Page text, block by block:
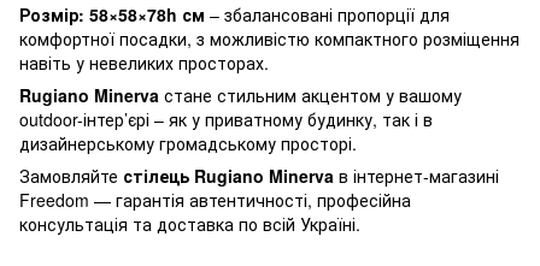
Розмір: 58×58×78h см – збалансовані пропорції для
комфортної посадки, з можливістю компактного розміщення
навіть у невеликих просторах.
Rugiano Minerva стане стильним акцентом у вашому
outdoor-інтер’єрі – як у приватному будинку, так і в
дизайнерському громадському просторі.
Замовляйте стілець Rugiano Minerva в інтернет-магазині
Freedom — гарантія автентичності, професійна
консультація та доставка по всій Україні.